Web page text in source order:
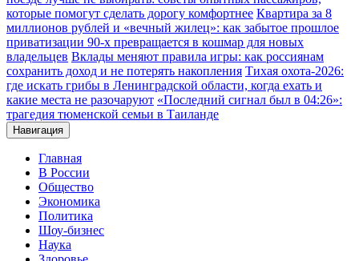
которые помогут сделать дорогу комфортнее Квартира за 8
миллионов рублей и «вечный жилец»: как забытое прошлое
приватизации 90-х превращается в кошмар для новых
владельцев Вклады меняют правила игры: как россиянам
сохранить доход и не потерять накопления Тихая охота-2026:
где искать грибы в Ленинградской области, когда ехать и
какие места не разочаруют «Последний сигнал был в 04:26»:
трагедия тюменской семьи в Таиланде
Навигация
Главная
В России
Общество
Экономика
Политика
Шоу-бизнес
Наука